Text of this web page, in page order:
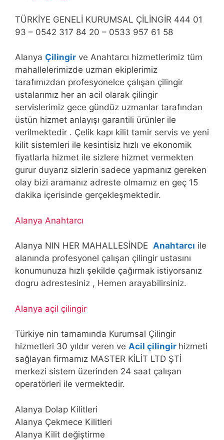
TÜRKİYE GENELİ KURUMSAL ÇİLİNGİR 444 01
93 – 0542 317 84 20 – 0533 957 61 58
Alanya Çilingir ve Anahtarcı hizmetlerimiz tüm
mahallelerimizde uzman ekiplerimiz
tarafımızdan profesyonelce çalışan çilingir
ustalarımız her an acil olarak çilingir
servislerimiz gece gündüz uzmanlar tarafından
üstün hizmet anlayışı garantili ürünler ile
verilmektedir . Çelik kapı kilit tamir servis ve yeni
kilit sistemleri ile kesintisiz hızlı ve ekonomik
fiyatlarla hizmet ile sizlere hizmet vermekten
gurur duyarız sizlerin sadece yapmanız gereken
olay bizi aramanız adreste olmamız en geç 15
dakika içerisinde gerçekleşmektedir.
Alanya Anahtarcı
Alanya NIN HER MAHALLESİNDE Anahtarcı ile
alanında profesyonel çalışan çilingir ustasını
konumunuza hızlı şekilde çağırmak istiyorsanız
dogru adrestesiniz , Hemen arayabilirsiniz.
Alanya açil çilingir
Türkiye nin tamamında Kurumsal Çilingir
hizmetleri 30 yıldır veren ve Acil çilingir hizmeti
sağlayan firmamız MASTER KİLİT LTD ŞTİ
merkezi sistem üzerinden 24 saat çalışan
operatörleri ile vermektedir.
Alanya Dolap Kilitleri
Alanya Çekmece Kilitleri
Alanya Kilit değiştirme